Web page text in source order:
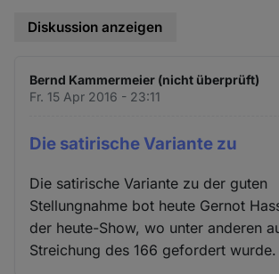
Diskussion anzeigen
Bernd Kammermeier (nicht überprüft)
Fr. 15 Apr 2016 - 23:11
Die satirische Variante zu
Die satirische Variante zu der guten
Stellungnahme bot heute Gernot
der heute-Show, wo unter anderen
Streichung des 166 gefordert wurde.